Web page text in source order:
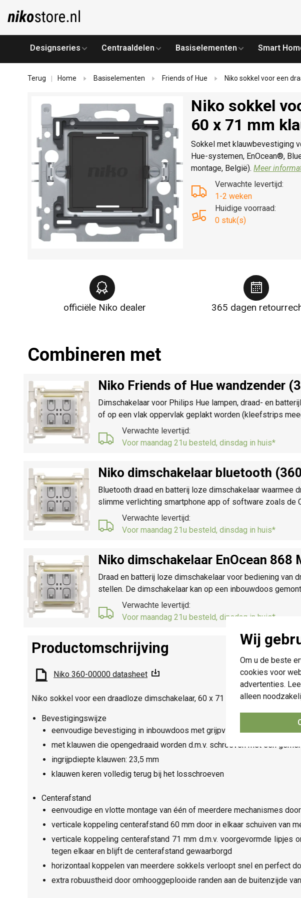
Wij
Om u de beste
cookies voor
advertenties.
alleen
Designseries Centraaldelen Basiselementen Smart
Terug Home Basiselementen Friends of Hue Niko sokkel voor een
Niko sokkel
60 x 71 mm
Sokkel met klauwbevestiging
Hue-systemen, EnOcean®,
montage, België).Meer
Verwachte levertijd:
1-2 weken
Huidige voorraad:
0 stuk(s)
officiële Niko dealer 365 dagen
Combineren met
Niko Friends of Hue wandzender
Dimschakelaar voor Philips Hue lampen, draad- en
of op een vlak oppervlak geplakt worden (kleefstrips
Verwachte levertijd:
Voor maandag 21u besteld, dinsdag in huis*
Niko dimschakelaar bluetooth
Bluetooth draad en batterij loze dimschakelaar waarmee
slimme verlichting smartphone app of software zoals de
Verwachte levertijd:
Voor maandag 21u besteld, dinsdag in huis*
Niko dimschakelaar EnOcean 868
Draad en batterij loze dimschakelaar voor bediening van
stellen. De dimschakelaar kan op een inbouwdoos
Verwachte levertijd:
Voor maandag 21u besteld, dinsdag in huis*
Productomschrijving
Niko 360-00000 datasheet
Niko sokkel voor een draadloze dimschakelaar, 60 x 71 mm,
Bevestigingswijze
eenvoudige bevestiging in inbouwdoos met grijpvlakken
met klauwen die opengedraaid worden d.m.v. schroeven met een
ingrijpdiepte klauwen: 23,5 mm
klauwen keren volledig terug bij het losschroeven
Centerafstand
eenvoudige en vlotte montage van één of meerdere mechanismes
verticale koppeling centerafstand 60 mm door in elkaar schuiven van
verticale koppeling centerafstand 71 mm d.m.v. voorgevormde lipjes
tegen elkaar en blijft de centerafstand gewaarborgd
horizontaal koppelen van meerdere sokkels verloopt snel en perfect
extra robuustheid door omhooggeplooide randen aan de buitenzijde